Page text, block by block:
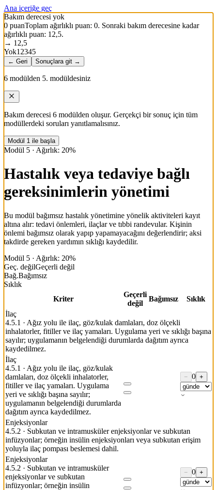
Ana içeriğe geç
Bakım derecesi yok
0 puanToplam ağırlıklı puan: 0. Sonraki bakım derecesine kadar
ağırlıklı puan: 12,5.
→ 12,5
Yok1 2345
← Geri Sonuçlara git →
6 modülden 5. modüldesiniz
Bakım derecesi 6 modülden oluşur. Gerçekçi bir sonuç için tüm
modüllerdeki soruları yanıtlamalısınız.
Modül 1 ile başla
Modül 5 · Ağırlık: 20%
Hastalık veya tedaviye bağlı
gereksinimlerin yönetimi
Bu modül bağımsız hastalık yönetimine yönelik aktiviteleri kayıt
altına alır: tedavi önlemleri, ilaçlar ve tıbbi randevular. Kişinin
önlemi bağımsız olarak yapıp yapamayacağını değerlendirir; aksi
takdirde gereken yardımın sıklığı kaydedilir.
Modül 5 · Ağırlık: 20%
Geç. değilGeçerli değil
Bağ.Bağımsız
Sıklık
Kriter
Geçerli
değil
Bağımsız
Sıklık
İlaç
4.5.1 · Ağız yolu ile ilaç, göz/kulak damlaları, doz ölçekli
inhalatorler, fitiller ve ilaç yamaları. Uygulama yeri ve sıklığı başına
sayılır; uygulamanın belgelendiği durumlarda dağıtım ayrıca
kaydedilmez.
İlaç
4.5.1 · Ağız yolu ile ilaç, göz/kulak
damlaları, doz ölçekli inhalatorler,
fitiller ve ilaç yamaları. Uygulama
yeri ve sıklığı başına sayılır;
uygulamanın belgelendiği durumlarda
dağıtım ayrıca kaydedilmez.
− 0 +
Enjeksiyonlar
4.5.2 · Subkutan ve intramusküler enjeksiyonlar ve subkutan
infüzyonlar; örneğin insülin enjeksiyonları veya subkutan erişim
yoluyla ilaç pompası beslemesi dahil.
Enjeksiyonlar
4.5.2 · Subkutan ve intramusküler
enjeksiyonlar ve subkutan
infüzyonlar; örneğin insülin
− 0 +